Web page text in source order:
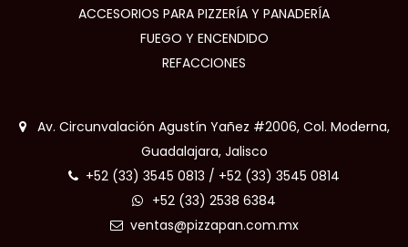
ACCESORIOS PARA PIZZERÍA Y PANADERÍA
FUEGO Y ENCENDIDO
REFACCIONES
Av. Circunvalación Agustín Yañez #2006, Col. Moderna,
Guadalajara, Jalisco
+52 (33) 3545 0813 / +52 (33) 3545 0814
+52 (33) 2538 6384
ventas@pizzapan.com.mx